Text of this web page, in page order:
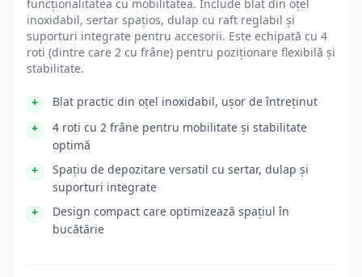
funcționalitatea cu mobilitatea. Include blat din oțel
inoxidabil, sertar spațios, dulap cu raft reglabil și
suporturi integrate pentru accesorii. Este echipată cu 4
roti (dintre care 2 cu frâne) pentru poziționare flexibilă și
stabilitate.
Blat practic din oțel inoxidabil, ușor de întreținut
4 roti cu 2 frâne pentru mobilitate și stabilitate
optimă
Spațiu de depozitare versatil cu sertar, dulap și
suporturi integrate
Design compact care optimizează spațiul în
bucătărie